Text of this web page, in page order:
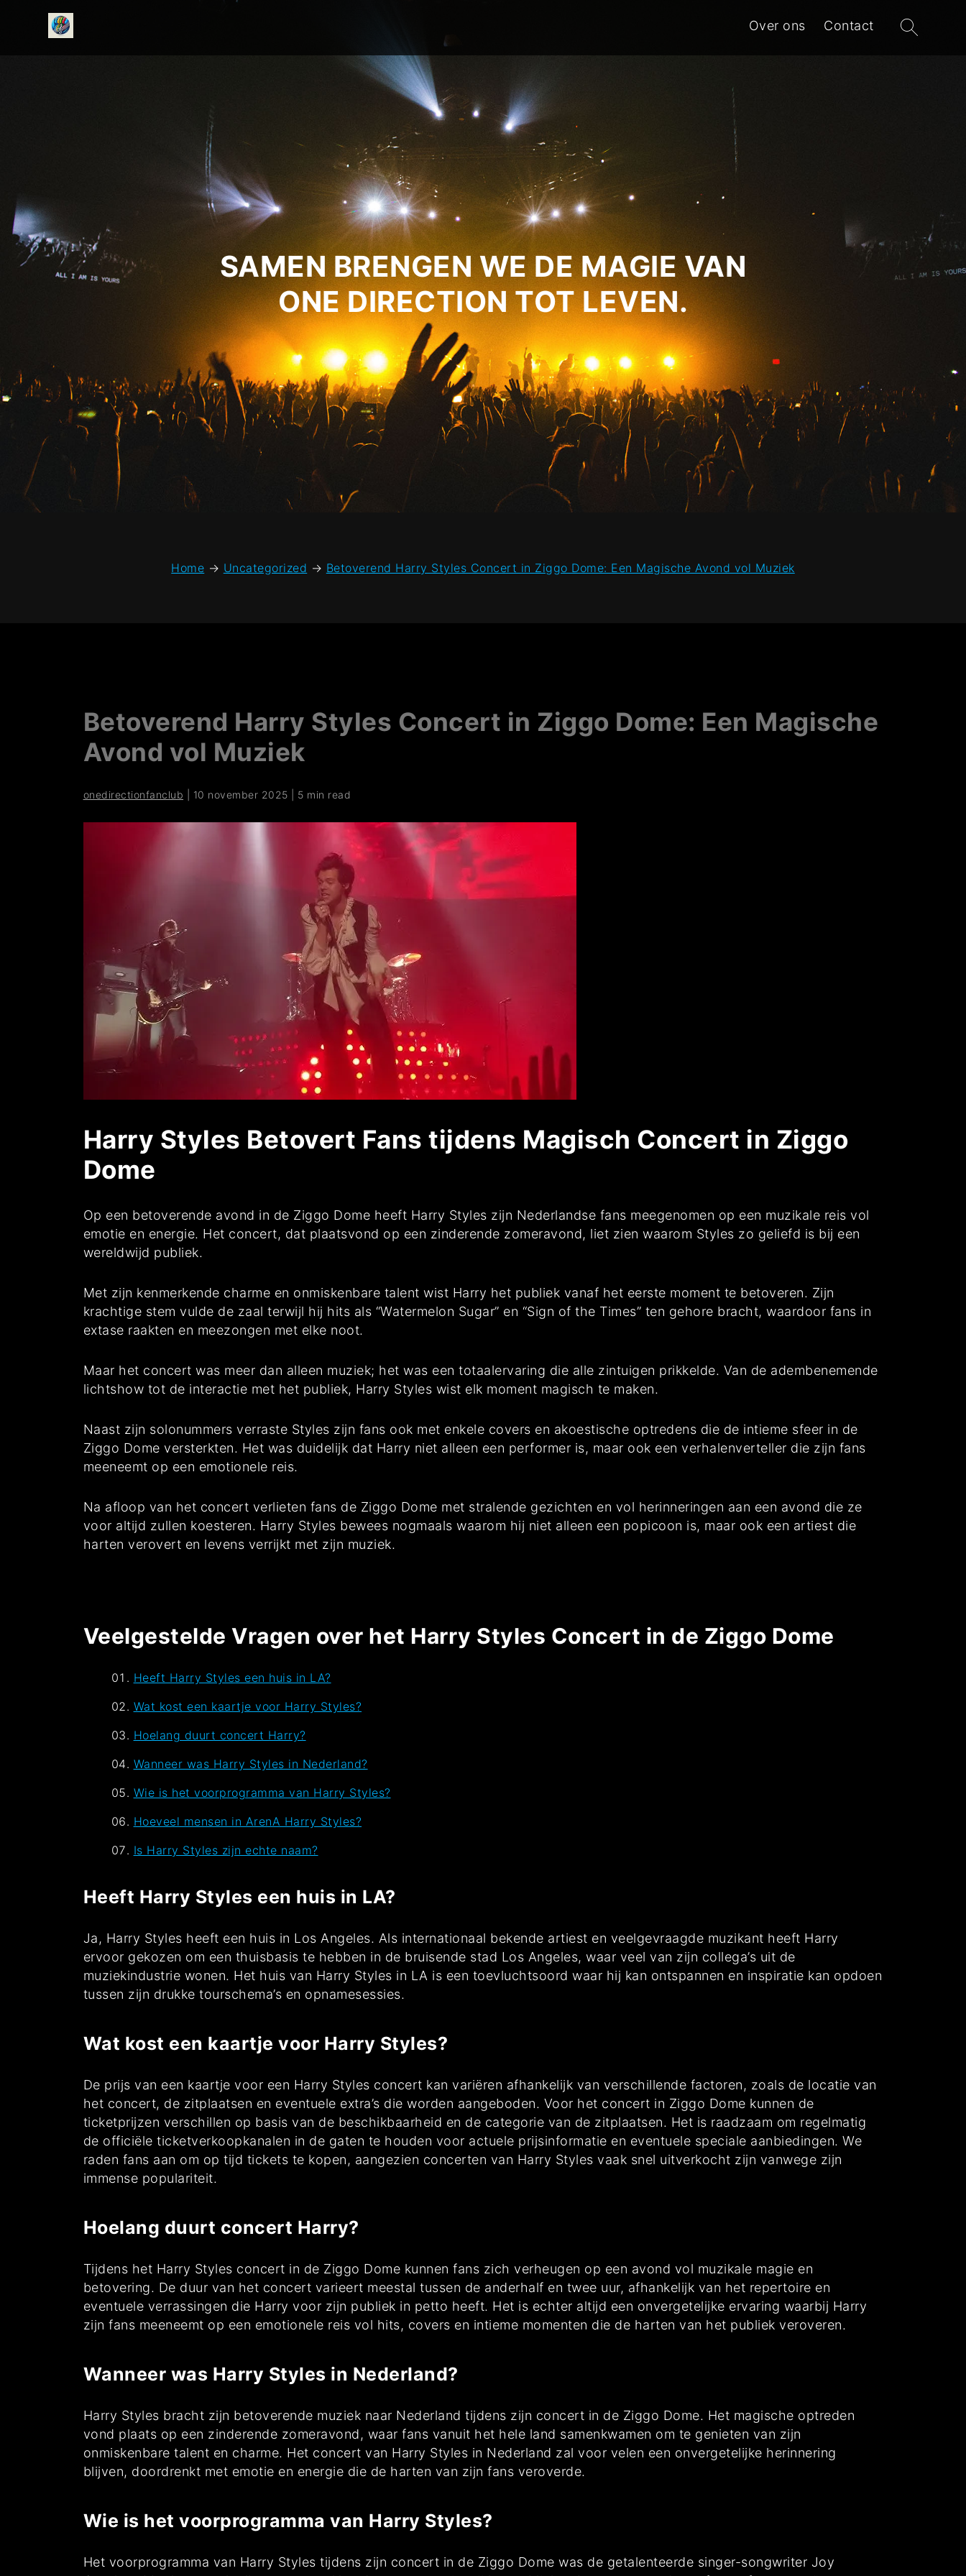
onedirectionfanclub.nl Over ons Contact
Zoeken
naar:
SAMEN BRENGEN WE DE MAGIE VAN
ONE DIRECTION TOT LEVEN.
Home → Uncategorized → Betoverend Harry Styles Concert in Ziggo Dome: Een Magische Avond vol Muziek
Betoverend Harry Styles Concert in Ziggo Dome: Een Magische
Avond vol Muziek
onedirectionfanclub 10 november 2025 5 min read
Harry Styles Betovert Fans tijdens Magisch Concert in Ziggo
Dome
Op een betoverende avond in de Ziggo Dome heeft Harry Styles zijn Nederlandse fans meegenomen op een muzikale reis vol
emotie en energie. Het concert, dat plaatsvond op een zinderende zomeravond, liet zien waarom Styles zo geliefd is bij een
wereldwijd publiek.
Met zijn kenmerkende charme en onmiskenbare talent wist Harry het publiek vanaf het eerste moment te betoveren. Zijn
krachtige stem vulde de zaal terwijl hij hits als “Watermelon Sugar” en “Sign of the Times” ten gehore bracht, waardoor fans in
extase raakten en meezongen met elke noot.
Maar het concert was meer dan alleen muziek; het was een totaalervaring die alle zintuigen prikkelde. Van de adembenemende
lichtshow tot de interactie met het publiek, Harry Styles wist elk moment magisch te maken.
Naast zijn solonummers verraste Styles zijn fans ook met enkele covers en akoestische optredens die de intieme sfeer in de
Ziggo Dome versterkten. Het was duidelijk dat Harry niet alleen een performer is, maar ook een verhalenverteller die zijn fans
meeneemt op een emotionele reis.
Na afloop van het concert verlieten fans de Ziggo Dome met stralende gezichten en vol herinneringen aan een avond die ze
voor altijd zullen koesteren. Harry Styles bewees nogmaals waarom hij niet alleen een popicoon is, maar ook een artiest die
harten verovert en levens verrijkt met zijn muziek.
Veelgestelde Vragen over het Harry Styles Concert in de Ziggo Dome
Heeft Harry Styles een huis in LA?
Wat kost een kaartje voor Harry Styles?
Hoelang duurt concert Harry?
Wanneer was Harry Styles in Nederland?
Wie is het voorprogramma van Harry Styles?
Hoeveel mensen in ArenA Harry Styles?
Is Harry Styles zijn echte naam?
Heeft Harry Styles een huis in LA?
Ja, Harry Styles heeft een huis in Los Angeles. Als internationaal bekende artiest en veelgevraagde muzikant heeft Harry
ervoor gekozen om een thuisbasis te hebben in de bruisende stad Los Angeles, waar veel van zijn collega’s uit de
muziekindustrie wonen. Het huis van Harry Styles in LA is een toevluchtsoord waar hij kan ontspannen en inspiratie kan opdoen
tussen zijn drukke tourschema’s en opnamesessies.
Wat kost een kaartje voor Harry Styles?
De prijs van een kaartje voor een Harry Styles concert kan variëren afhankelijk van verschillende factoren, zoals de locatie van
het concert, de zitplaatsen en eventuele extra’s die worden aangeboden. Voor het concert in Ziggo Dome kunnen de
ticketprijzen verschillen op basis van de beschikbaarheid en de categorie van de zitplaatsen. Het is raadzaam om regelmatig
de officiële ticketverkoopkanalen in de gaten te houden voor actuele prijsinformatie en eventuele speciale aanbiedingen. We
raden fans aan om op tijd tickets te kopen, aangezien concerten van Harry Styles vaak snel uitverkocht zijn vanwege zijn
immense populariteit.
Hoelang duurt concert Harry?
Tijdens het Harry Styles concert in de Ziggo Dome kunnen fans zich verheugen op een avond vol muzikale magie en
betovering. De duur van het concert varieert meestal tussen de anderhalf en twee uur, afhankelijk van het repertoire en
eventuele verrassingen die Harry voor zijn publiek in petto heeft. Het is echter altijd een onvergetelijke ervaring waarbij Harry
zijn fans meeneemt op een emotionele reis vol hits, covers en intieme momenten die de harten van het publiek veroveren.
Wanneer was Harry Styles in Nederland?
Harry Styles bracht zijn betoverende muziek naar Nederland tijdens zijn concert in de Ziggo Dome. Het magische optreden
vond plaats op een zinderende zomeravond, waar fans vanuit het hele land samenkwamen om te genieten van zijn
onmiskenbare talent en charme. Het concert van Harry Styles in Nederland zal voor velen een onvergetelijke herinnering
blijven, doordrenkt met emotie en energie die de harten van zijn fans veroverde.
Wie is het voorprogramma van Harry Styles?
Het voorprogramma van Harry Styles tijdens zijn concert in de Ziggo Dome was de getalenteerde singer-songwriter Joy